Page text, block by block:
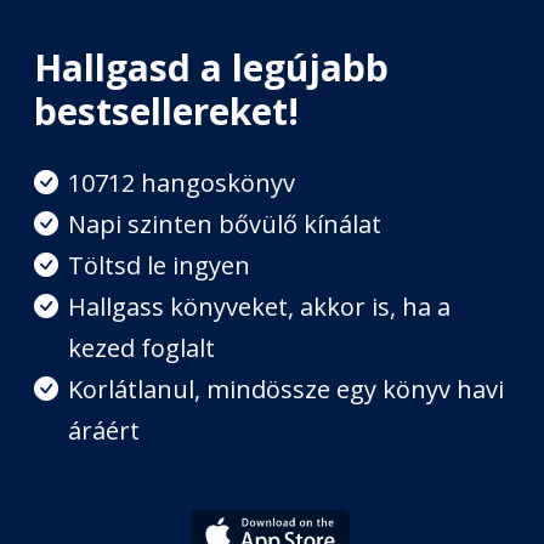
2. Rész: A vakfoltkeresés három
alappillére: 4. Fejezet: Legyünk
1. Gyakorlat: Ismerjük fel a
tudásbeli korlátainkat!
2. Gyakorlat: Lépjünk ki az egónk
irányítása alól!
Fejezet hossza: 00:14:58
kognitív torzításainkra!
Hallgasd a legújabb
bestsellereket!
10712 hangoskönyv
Napi szinten bővülő kínálat
Töltsd le ingyen
Hallgass könyveket, akkor is, ha a
kezed foglalt
Korlátlanul, mindössze egy könyv havi
áráért